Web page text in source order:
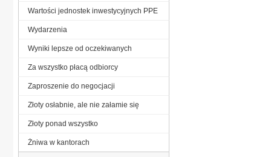
Wartości jednostek inwestycyjnych PPE
Wydarzenia
Wyniki lepsze od oczekiwanych
Za wszystko płacą odbiorcy
Zaproszenie do negocjacji
Złoty osłabnie, ale nie załamie się
Złoty ponad wszystko
Żniwa w kantorach